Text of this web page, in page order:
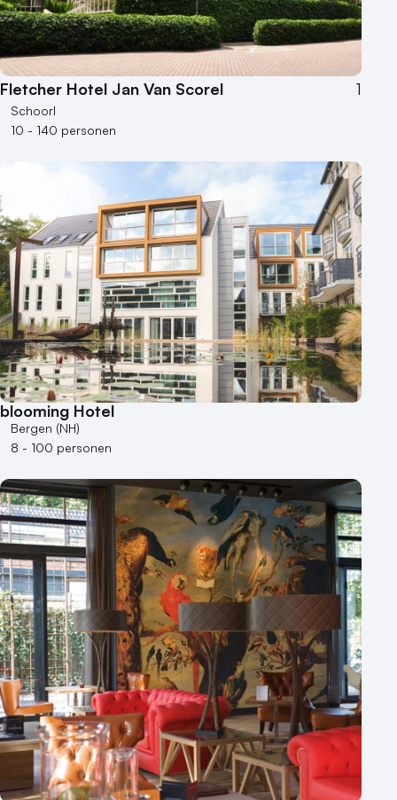
Fletcher Hotel Jan Van Scorel 1
Schoorl
10 - 140 personen
blooming Hotel
Bergen (NH)
8 - 100 personen